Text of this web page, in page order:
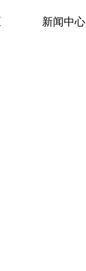
新闻中心